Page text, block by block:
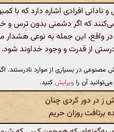
افرادی اشاره دارد که با
که اگر دشمنی بدون ترس و
واقع، این جمله به نوعی هشدار
از قدرت و وجود خداوند شود.
در بسیاری از موارد نادرستند.
آن را ویرایشکنید.
ز در دور کردی چنان
برتافت روزان حریم